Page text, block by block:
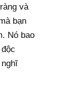
và
bạn
Nó bao
nghĩ